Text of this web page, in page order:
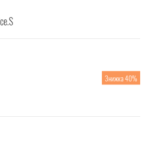
Знижка 40%